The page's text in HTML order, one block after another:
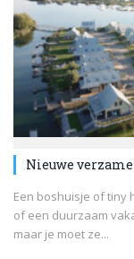
Nieuwe
Een boshuisje of tiny
of een duurzaam
maar je moet ze...